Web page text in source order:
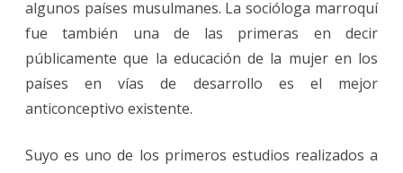
algunos países musulmanes. La socióloga marroquí
fue también una de las primeras en decir
públicamente que la educación de la mujer en los
países en vías de desarrollo es el mejor
anticonceptivo existente.
Suyo es uno de los primeros estudios realizados a